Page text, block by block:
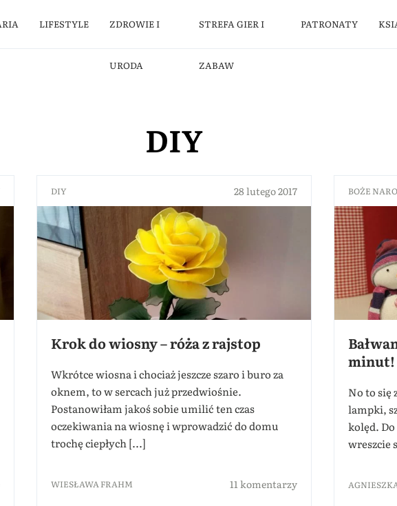
LIFESTYLE ZDROWIE I
URODA
STREFA GIER I
ZABAW
PATRONATY
DIY
DIY 28 lutego 2017
Krok do wiosny – róża z rajstop
Wkrótce wiosna i chociaż jeszcze szaro i buro za
oknem, to w sercach już przedwiośnie.
Postanowiłam jakoś sobie umilić ten czas
oczekiwania na wiosnę i wprowadzić do domu
trochę ciepłych [...]
WIESŁAWA FRAHM 11 komentarzy
BOŻE
minut!
No to się
lampki,
kolęd.
wreszcie